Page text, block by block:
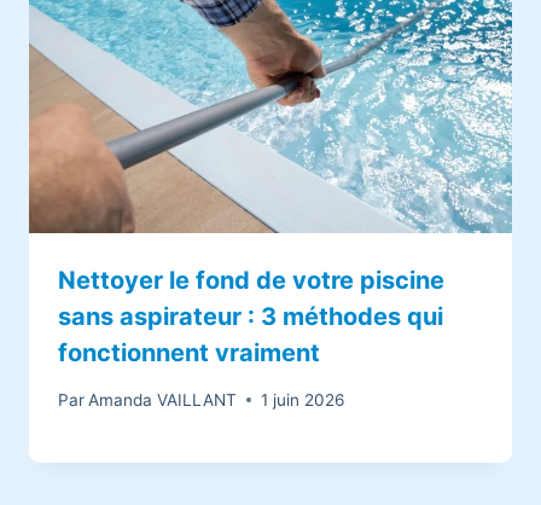
Nettoyer le fond de votre piscine
sans aspirateur : 3 méthodes qui
fonctionnent vraiment
Par Amanda VAILLANT 1 juin 2026